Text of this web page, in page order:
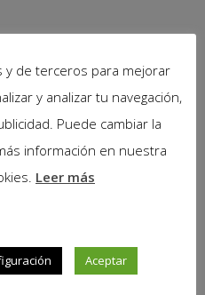
y de terceros para mejorar
y analizar tu navegación,
Puede cambiar la
información en nuestra
Leer más
Aceptar